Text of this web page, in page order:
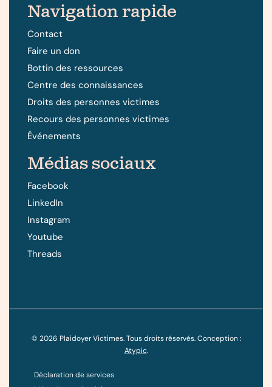
Navigation rapide
Contact
Faire un don
Bottin des ressources
Centre des connaissances
Droits des personnes victimes
Recours des personnes victimes
Événements
Médias sociaux
Facebook
LinkedIn
Instagram
Youtube
Threads
© 2026 Plaidoyer Victimes. Tous droits réservés. Conception :
Atypic.
Déclaration de services